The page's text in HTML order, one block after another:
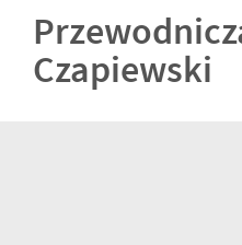
Czapiewski